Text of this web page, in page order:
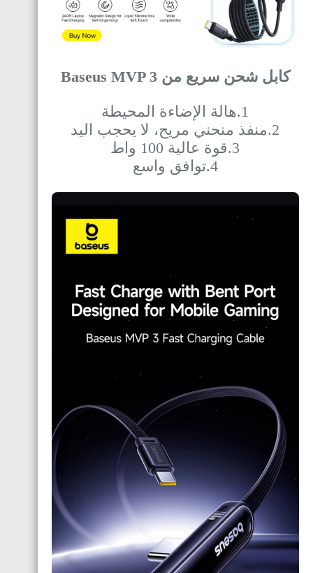
كابل شحن سريع من Baseus MVP 3
1.هالة الإضاءة المحيطة
2.منفذ منحني مريح، لا يحجب اليد
3.قوة عالية 100 واط
4.توافق واسع